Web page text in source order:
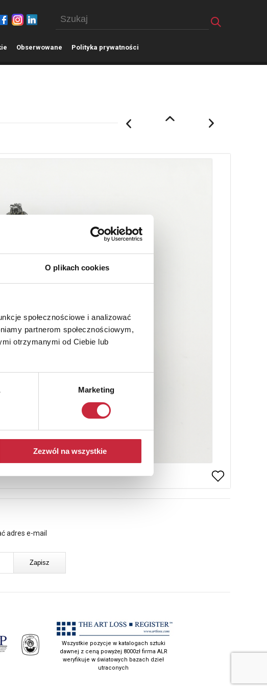
O plikach cookies
społecznościowe i analizować
partnerom społecznościowym,
otrzymanymi od Ciebie lub
Marketing
Zezwól na wszystkie
Obserwowane Polityka prywatności
adres e-mail
Wszystkie pozycje w katalogach sztuki
dawnej z ceną powyżej 8000zł firma ALR
weryfikuje w światowych bazach dzieł
utraconych